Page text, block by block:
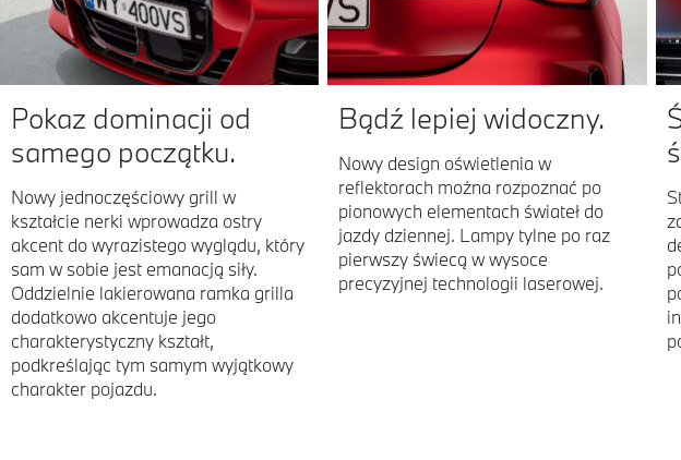
Pokaz dominacji od
samego początku.
Nowy jednoczęściowy grill w
kształcie nerki wprowadza ostry
akcent do wyrazistego wyglądu, który
sam w sobie jest emanacją siły.
Oddzielnie lakierowana ramka grilla
dodatkowo akcentuje jego
charakterystyczny kształt,
podkreślając tym samym wyjątkowy
charakter pojazdu.
Bądź lepiej widoczny.
Nowy design oświetlenia w
reflektorach można rozpoznać po
pionowych elementach świateł do
jazdy dziennej. Lampy tylne po raz
pierwszy świecą w wysoce
precyzyjnej technologii laserowej.